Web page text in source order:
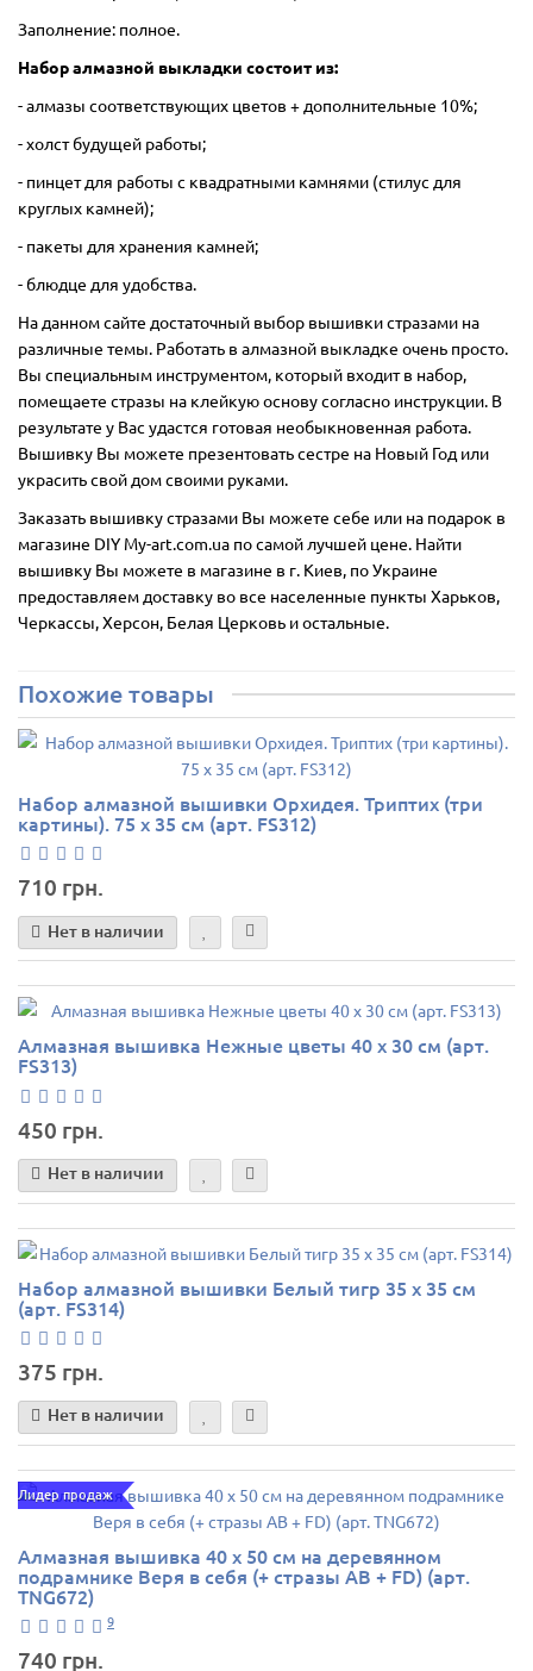
Заполнение: полное.
Набор алмазной выкладки состоит из:
- алмазы соответствующих цветов + дополнительные 10%;
- холст будущей работы;
- пинцет для работы с квадратными камнями (стилус для
круглых камней);
- пакеты для хранения камней;
- блюдце для удобства.
На данном сайте достаточный выбор вышивки стразами на
различные темы. Работать в алмазной выкладке очень просто.
Вы специальным инструментом, который входит в набор,
помещаете стразы на клейкую основу согласно инструкции. В
результате у Вас удастся готовая необыкновенная работа.
Вышивку Вы можете презентовать сестре на Новый Год или
украсить свой дом своими руками.
Заказать вышивку стразами Вы можете себе или на подарок в
магазине DIY My-art.com.ua по самой лучшей цене. Найти
вышивку Вы можете в магазине в г. Киев, по Украине
предоставляем доставку во все населенные пункты Харьков,
Черкассы, Херсон, Белая Церковь и остальные.
Похожие товары
Набор алмазной вышивки Орхидея. Триптих (три
картины). 75 х 35 см (арт. FS312)
710 грн.
Нет в наличии
Алмазная вышивка Нежные цветы 40 х 30 см (арт.
FS313)
450 грн.
Нет в наличии
Набор алмазной вышивки Белый тигр 35 х 35 см
(арт. FS314)
375 грн.
Нет в наличии
Лидер продаж
Алмазная вышивка 40 х 50 см на деревянном
подрамнике Веря в себя (+ стразы AB + FD) (арт.
TNG672)
9
740 грн.